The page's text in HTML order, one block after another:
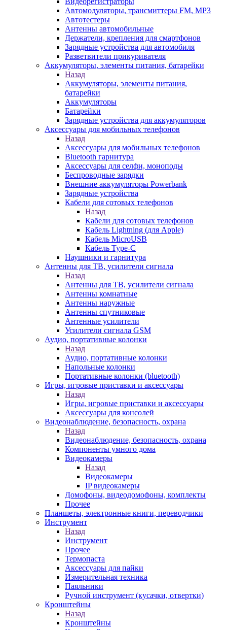
Автомодуляторы, трансмиттеры FM, MP3
Автотестеры
Антенны автомобильные
Держатели, крепления для смартфонов
Зарядные устройства для автомобиля
Разветвители прикуривателя
Аккумуляторы, элементы питания, батарейки
Назад
Аккумуляторы, элементы питания,
батарейки
Аккумуляторы
Батарейки
Зарядные устройства для аккумуляторов
Аксессуары для мобильных телефонов
Назад
Аксессуары для мобильных телефонов
Bluetooth гарнитура
Аксессуары для селфи, моноподы
Беспроводные зарядки
Внешние аккумуляторы Powerbank
Зарядные устройства
Кабели для сотовых телефонов
Назад
Кабели для сотовых телефонов
Кабель Lightning (для Apple)
Кабель MicroUSB
Кабель Type-C
Наушники и гарнитура
Антенны для ТВ, усилители сигнала
Назад
Антенны для ТВ, усилители сигнала
Антенны комнатные
Антенны наружные
Антенны спутниковые
Антенные усилители
Усилители сигнала GSM
Аудио, портативные колонки
Назад
Аудио, портативные колонки
Напольные колонки
Портативные колонки (bluetooth)
Игры, игровые приставки и аксессуары
Назад
Игры, игровые приставки и аксессуары
Аксессуары для консолей
Видеонаблюдение, безопасность, охрана
Назад
Видеонаблюдение, безопасность, охрана
Компоненты умного дома
Видеокамеры
Назад
Видеокамеры
IP видеокамеры
Домофоны, видеодомофоны, комплекты
Прочее
Планшеты, электронные книги, переводчики
Инструмент
Назад
Инструмент
Прочее
Термопаста
Аксессуары для пайки
Измерительная техника
Паяльники
Ручной инструмент (кусачки, отвертки)
Кронштейны
Назад
Кронштейны